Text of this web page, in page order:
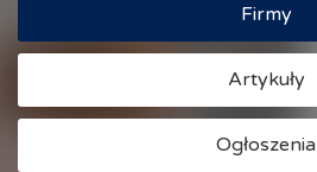
Firmy
Artykuły
Ogłoszenia